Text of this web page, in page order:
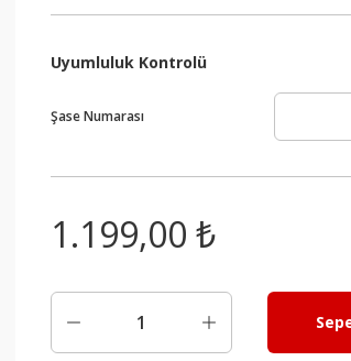
Uyumluluk Kontrolü
Şase Numarası
1.199,00 ₺